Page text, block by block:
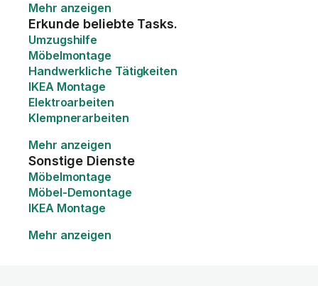
Mehr anzeigen
Erkunde beliebte Tasks.
Umzugshilfe
Möbelmontage
Handwerkliche Tätigkeiten
IKEA Montage
Elektroarbeiten
Klempnerarbeiten
Mehr anzeigen
Sonstige Dienste
Möbelmontage
Möbel-Demontage
IKEA Montage
Mehr anzeigen